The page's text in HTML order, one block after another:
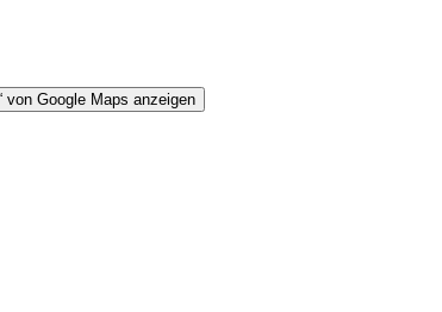
der die Adresse von Sporthalle Lauda anzeigt“ von Google Maps anzeigen